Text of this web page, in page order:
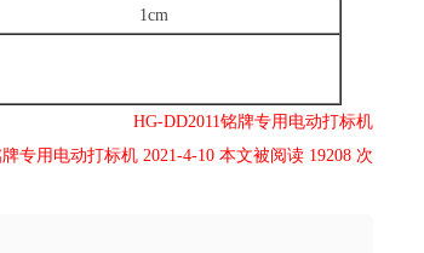
1cm
HG-DD2011铭牌专用电动打标机
专用电动打标机 2021-4-10 本文被阅读 19208 次